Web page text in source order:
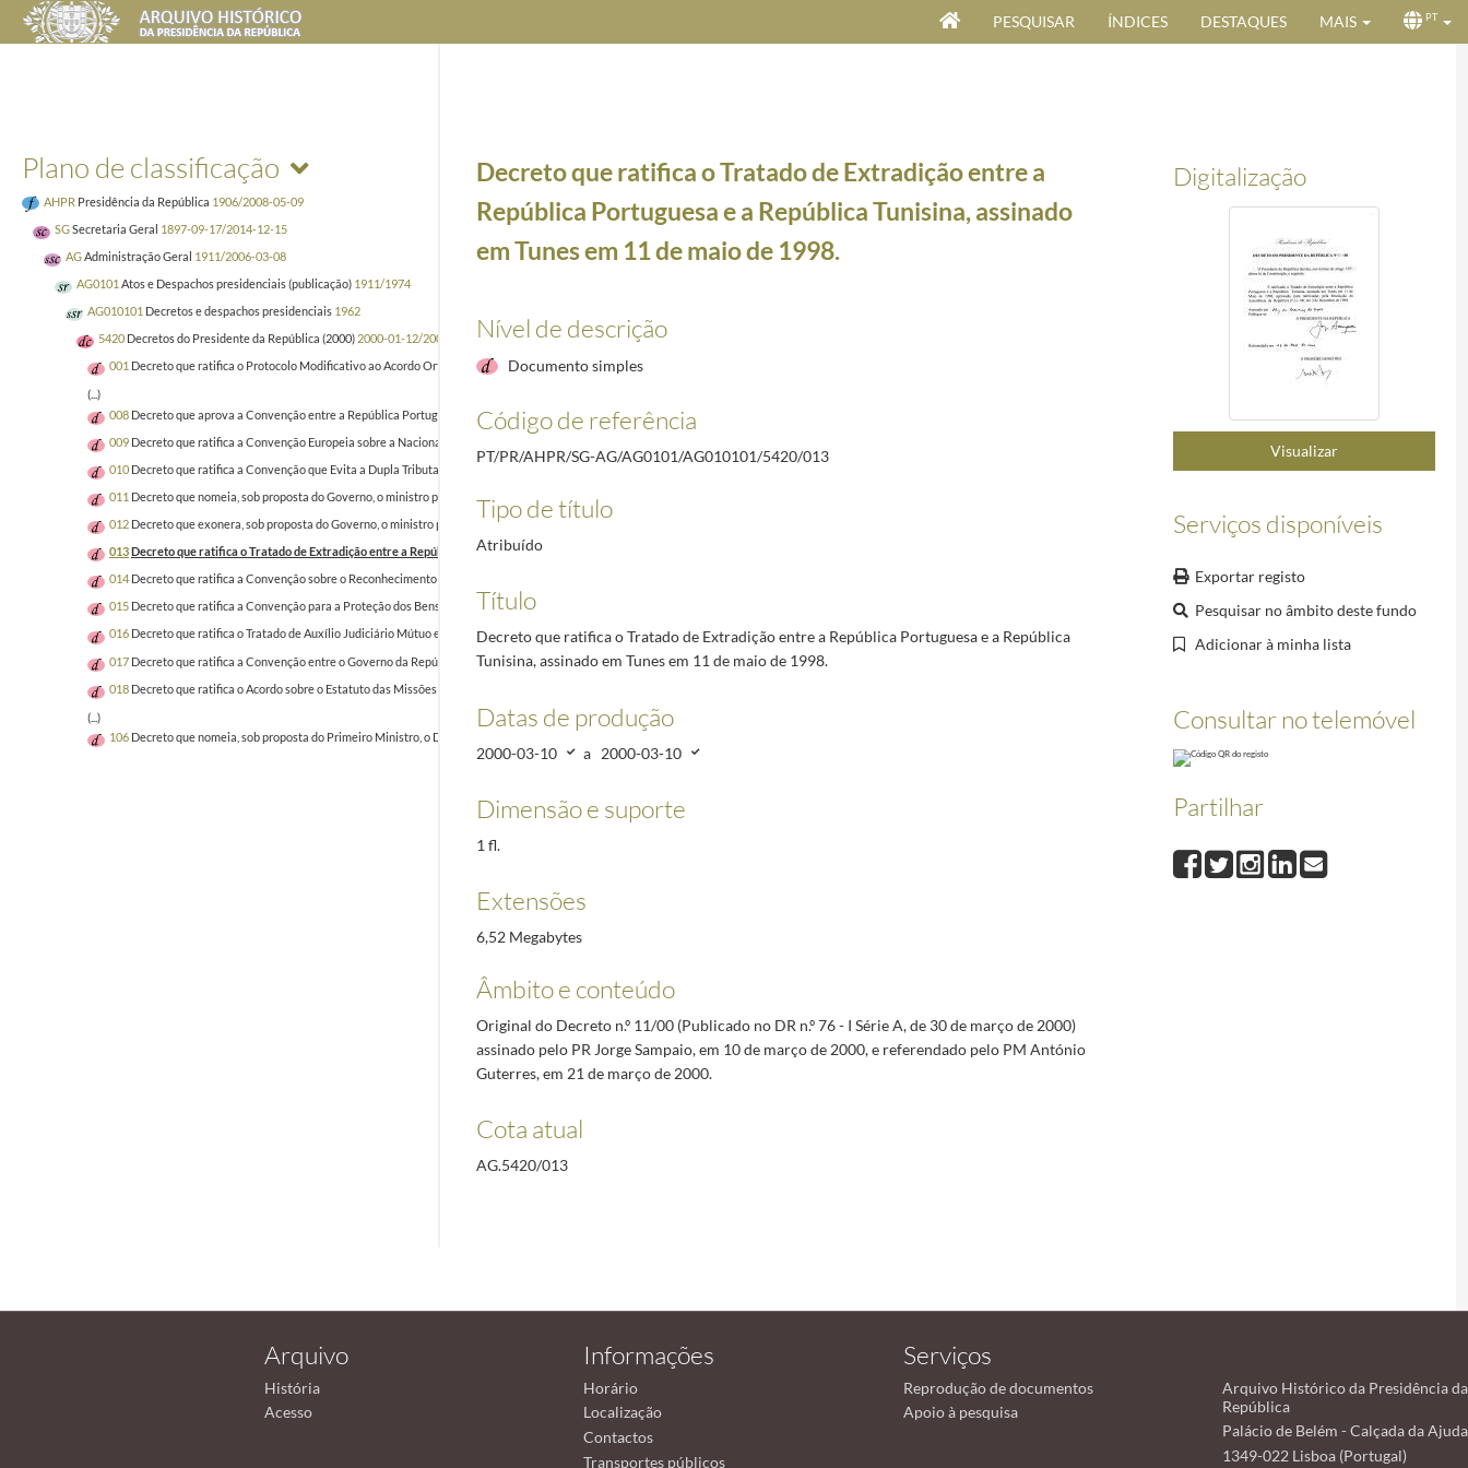
PESQUISAR ÍNDICES DESTAQUES MAIS PT
Plano de classificação
AHPR Presidência da República 1906/2008-05-09
SGSecretaria Geral 1897-09-17/2014-12-15
AGAdministração Geral 1911/2006-03-08
AG0101 Atos e Despachos presidenciais (publicação) 1911/1974
AG010101 Decretos e despachos presidenciais 1962
5420 Decretos do Presidente da República (2000) 2000-01-12/2000-12-18
001 Decreto que ratifica o Protocolo Modificativo ao Acordo Ortográfico da Língua Portuguesa, assinado na Praia, Cabo Verde, em 17 de julho de 1998.
(...)
008 Decreto que aprova a Convenção entre a República Portuguesa e o Reino de Marrocos relativa à Assistência a Pessoas Detidas e à Transferência de Pessoas Condenadas, assinada em Évora, em 14 de novembro de 1998.
009 Decreto que ratifica a Convenção Europeia sobre a Nacionalidade, aberta à assinatura dos Estados membros do Conselho da Europa, em Estrasburgo, em 26 de novembro de 1997.
010 Decreto que ratifica a Convenção que Evita a Dupla Tributação e Previne a Evasão Fiscal em Matéria de Impostos sobre o Rendimento, assinada em Lisboa entre o Governo da República Portuguesa e o da República da Índia, em 11 de setembro de 1998, e
011 Decreto que nomeia, sob proposta do Governo, o ministro plenipotenciário de 1.ª classe, Mário Jesus dos Santos, para o cargo de Embaixador em São Tomé.
012 Decreto que exonera, sob proposta do Governo, o ministro plenipotenciário de 1.ª classe, Mário Alberto Lino da Silva , do cargo de Embaixador em São Tomé.
013Decreto que ratifica o Tratado de Extradição entre a República Portuguesa e a República Tunisina, assinado em Tunes em 11 de maio de 1998.
014 Decreto que ratifica a Convenção sobre o Reconhecimento das Qualificações Relativas ao Ensino Superior na Região Europa, aberta à assinatura dos Estados membros do Conselho da europa, em Lisboa em 11 de abril de 1997.2000-03-10/2000-03-10
015 Decreto que ratifica a Convenção para a Proteção dos Bens Culturais em Caso de Conflito Armado, adotada em Haia em 14 de maio de 1954.
016 Decreto que ratifica o Tratado de Auxílio Judiciário Mútuo em Matéria Penal ente a República Portuguesa e a República Tunisina, assinado em Tunes em 11 de maio de 1998.2000-03-10/2000-03-10
017 Decreto que ratifica a Convenção entre o Governo da República Portuguesa e o Governo da República Popular da China para Evitar a Dupla Tributação e Prevenir a Evasão Fiscal em Matéria de Impostos sobre o Rendimento e respetivo Protocolo,
018 Decreto que ratifica o Acordo sobre o Estatuto das Missões e dos Representantes de Estados Terceiros junto da Organização do Tratado do Atlântico Norte [OTAN/NATO], concluído em Bruxelas no dia 14 de setembro de 1994.
(...)
106 Decreto que nomeia, sob proposta do Primeiro Ministro, o Dr. João Rui Gaspar de Almeida, para o cargo de Secretário de Estado das Comunidades Portuguesas.
Digitalização
Visualizar
Serviços disponíveis
Exportar registo
Pesquisar no âmbito deste fundo
Adicionar à minha lista
Consultar no telemóvel
Partilhar
Decreto que ratifica o Tratado de Extradição entre a
República Portuguesa e a República Tunisina, assinado
em Tunes em 11 de maio de 1998.
Nível de descrição
Documento simples
Código de referência
PT/PR/AHPR/SG-AG/AG0101/AG010101/5420/013
Tipo de título
Atribuído
Título
Decreto que ratifica o Tratado de Extradição entre a República Portuguesa e a República
Tunisina, assinado em Tunes em 11 de maio de 1998.
Datas de produção
2000-03-10 a 2000-03-10
Dimensão e suporte
1 fl.
Extensões
6,52 Megabytes
Âmbito e conteúdo
Original do Decreto n.º 11/00 (Publicado no DR n.º 76 - I Série A, de 30 de março de 2000)
assinado pelo PR Jorge Sampaio, em 10 de março de 2000, e referendado pelo PM António
Guterres, em 21 de março de 2000.
Cota atual
AG.5420/013
Arquivo
História
Acesso
Informações
Horário
Localização
Contactos
Transportes públicos
Serviços
Reprodução de documentos
Apoio à pesquisa
Arquivo Histórico da Presidência da
República
Palácio de Belém - Calçada da Ajuda
1349-022 Lisboa (Portugal)